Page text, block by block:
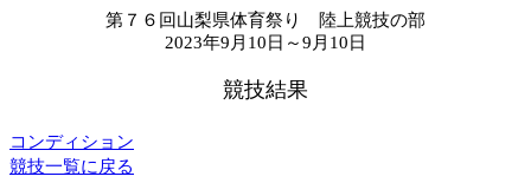
第７６回山梨県体育祭り 陸上競技の部
2023年9月10日～9月10日
競技結果
コンディション
競技一覧に戻る